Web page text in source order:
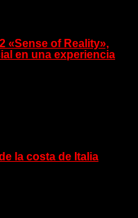
«Sense of Reality»,
en una experiencia
la costa de Italia